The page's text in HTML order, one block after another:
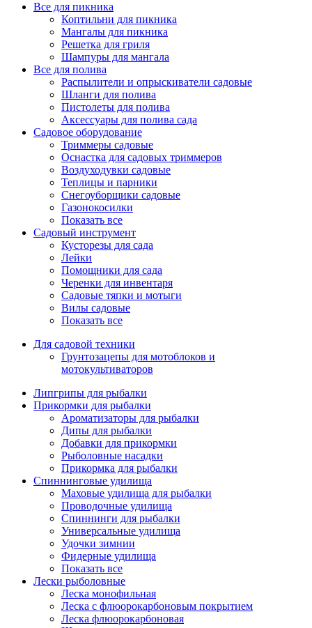
Все для пикника
Коптильни для пикника
Мангалы для пикника
Решетка для гриля
Шампуры для мангала
Все для полива
Распылители и опрыскиватели садовые
Шланги для полива
Пистолеты для полива
Аксессуары для полива сада
Садовое оборудование
Триммеры садовые
Оснастка для садовых триммеров
Воздуходувки садовые
Теплицы и парники
Снегоуборщики садовые
Газонокосилки
Показать все
Садовый инструмент
Кусторезы для сада
Лейки
Помощники для сада
Черенки для инвентаря
Садовые тяпки и мотыги
Вилы садовые
Показать все
Для садовой техники
Грунтозацепы для мотоблоков и
мотокультиваторов
Липгрипы для рыбалки
Прикормки для рыбалки
Ароматизаторы для рыбалки
Дипы для рыбалки
Добавки для прикормки
Рыболовные насадки
Прикормка для рыбалки
Спиннинговые удилища
Маховые удилища для рыбалки
Проводочные удилища
Спиннинги для рыбалки
Универсальные удилища
Удочки зимнии
Фидерные удилища
Показать все
Лески рыболовные
Леска монофильная
Леска с флюорокарбоновым покрытием
Леска флюорокарбоновая